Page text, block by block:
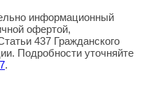
информационный
офертой,
437 Гражданского
Подробности уточняйте
.